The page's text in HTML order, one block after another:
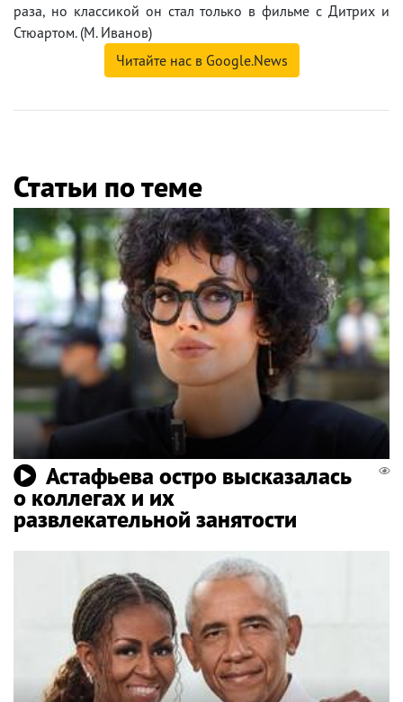
раза, но классикой он стал только в фильме с Дитрих и
Стюартом. (М. Иванов)
Читайте нас в Google.News
Статьи по теме
Астафьева остро высказалась
о коллегах и их
развлекательной занятости